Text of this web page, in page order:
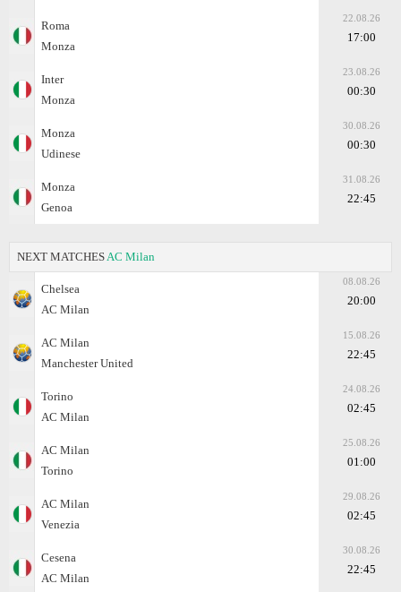
Roma
Monza
22.08.26
17:00
Inter
Monza
23.08.26
00:30
Monza
Udinese
30.08.26
00:30
Monza
Genoa
31.08.26
22:45
NEXT MATCHES AC Milan
Chelsea
AC Milan
08.08.26
20:00
AC Milan
Manchester United
15.08.26
22:45
Torino
AC Milan
24.08.26
02:45
AC Milan
Torino
25.08.26
01:00
AC Milan
Venezia
29.08.26
02:45
Cesena
AC Milan
30.08.26
22:45